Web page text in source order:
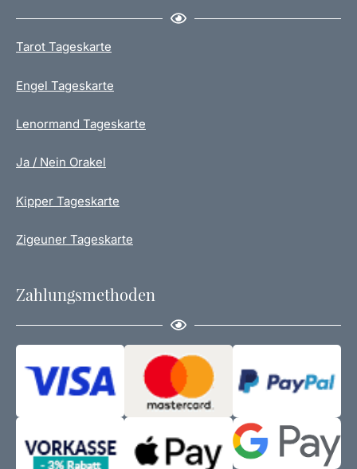
Tarot Tageskarte
Engel Tageskarte
Lenormand Tageskarte
Ja / Nein Orakel
Kipper Tageskarte
Zigeuner Tageskarte
Zahlungsmethoden